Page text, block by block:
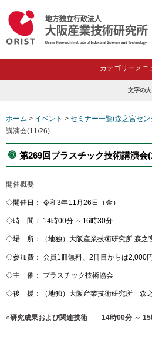
カテゴリーメニ
文字の
ホーム > イベント > セミナー一覧(森之宮セン
講演会(11/26)
第269回プラスチック技術講演会
開催概要
◇開催日： 令和3年11月26日（金）
◇時 間： 14時00分 ～16時30分
◇場 所：（地独）大阪産業技術研究所 森
◇参加費： 会員1冊無料、2冊目からは2,000
◇主 催： プラスチック技術協会
◇後 援：（地独）大阪産業技術研究所 森
○研究成果および関連技術 14時00分 ～ 15